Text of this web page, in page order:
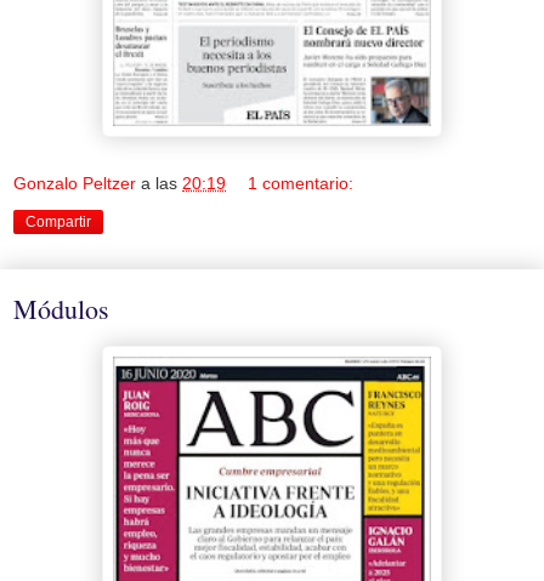
Gonzalo Peltzer a las 20:19 1 comentario:
Compartir
Módulos